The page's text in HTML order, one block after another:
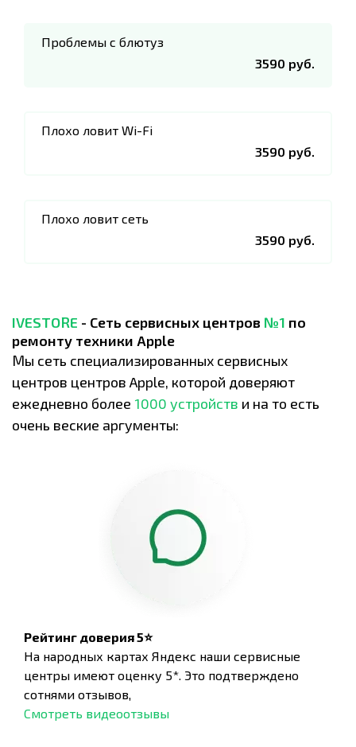
Проблемы с блютуз
3590 руб.
Плохо ловит Wi-Fi
3590 руб.
Плохо ловит сеть
3590 руб.
IVESTORE - Сеть сервисных центров №1 по
ремонту техники Apple
Мы сеть специализированных сервисных
центров центров Apple, которой доверяют
ежедневно более 1000 устройств и на то есть
очень веские аргументы:
Рейтинг доверия 5⭐
На народных картах Яндекс наши сервисные
центры имеют оценку 5*. Это подтверждено
сотнями отзывов,
Смотреть видеоотзывы